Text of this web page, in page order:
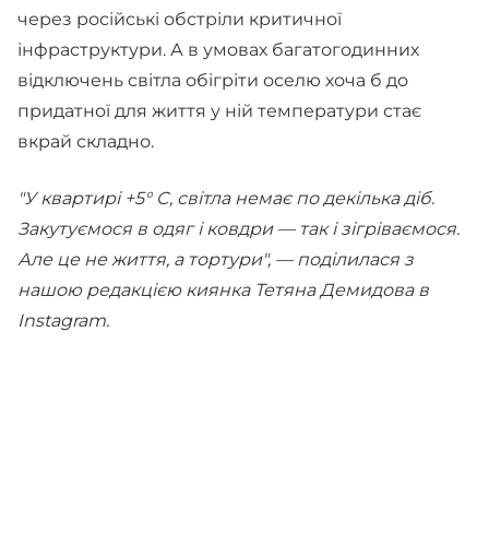
через російські обстріли критичної
інфраструктури. А в умовах багатогодинних
відключень світла обігріти оселю хоча б до
придатної для життя у ній температури стає
вкрай складно.
"У квартирі +5° C, світла немає по декілька діб.
Закутуємося в одяг і ковдри — так і зігріваємося.
Але це не життя, а тортури", — поділилася з
нашою редакцією киянка Тетяна Демидова в
Instagram.